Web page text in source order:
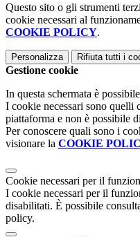
Questo sito o gli strumenti
cookie necessari al
COOKIE POLICY.
Personalizza Rifiuta tutti i
Gestione cookie
In questa schermata è
I cookie necessari sono quelli
piattaforma e non è possibile
Per conoscere quali sono i
visionare la COOKIE
Cookie necessari per il
I cookie necessari per il
disabilitati. È possibile
policy.